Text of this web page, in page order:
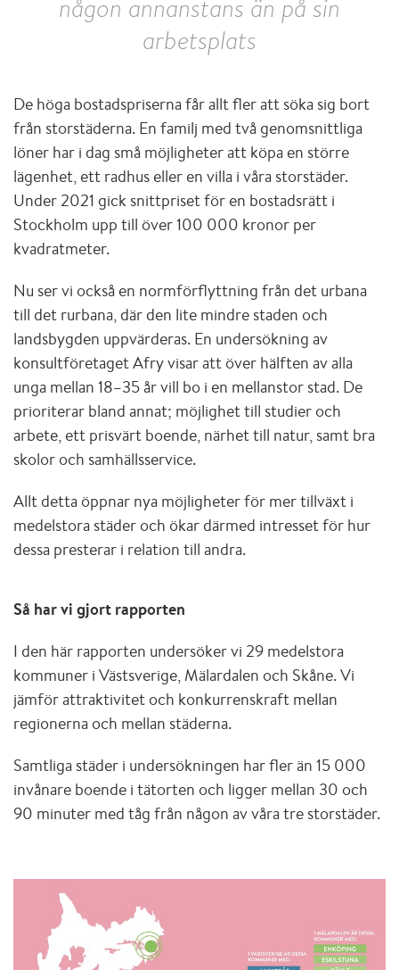
någon annanstans än på sin
arbetsplats
De höga bostadspriserna får allt fler att söka sig bort
från storstäderna. En familj med två genomsnittliga
löner har i dag små möjligheter att köpa en större
lägenhet, ett radhus eller en villa i våra storstäder.
Under 2021 gick snittpriset för en bostadsrätt i
Stockholm upp till över 100 000 kronor per
kvadratmeter.
Nu ser vi också en normförflyttning från det urbana
till det rurbana, där den lite mindre staden och
landsbygden uppvärderas. En undersökning av
konsultföretaget Afry visar att över hälften av alla
unga mellan 18–35 år vill bo i en mellanstor stad. De
prioriterar bland annat; möjlighet till studier och
arbete, ett prisvärt boende, närhet till natur, samt bra
skolor och samhällsservice.
Allt detta öppnar nya möjligheter för mer tillväxt i
medelstora städer och ökar därmed intresset för hur
dessa presterar i relation till andra.
Så har vi gjort rapporten
I den här rapporten undersöker vi 29 medelstora
kommuner i Västsverige, Mälardalen och Skåne. Vi
jämför attraktivitet och konkurrenskraft mellan
regionerna och mellan städerna.
Samtliga städer i undersökningen har fler än 15 000
invånare boende i tätorten och ligger mellan 30 och
90 minuter med tåg från någon av våra tre storstäder.